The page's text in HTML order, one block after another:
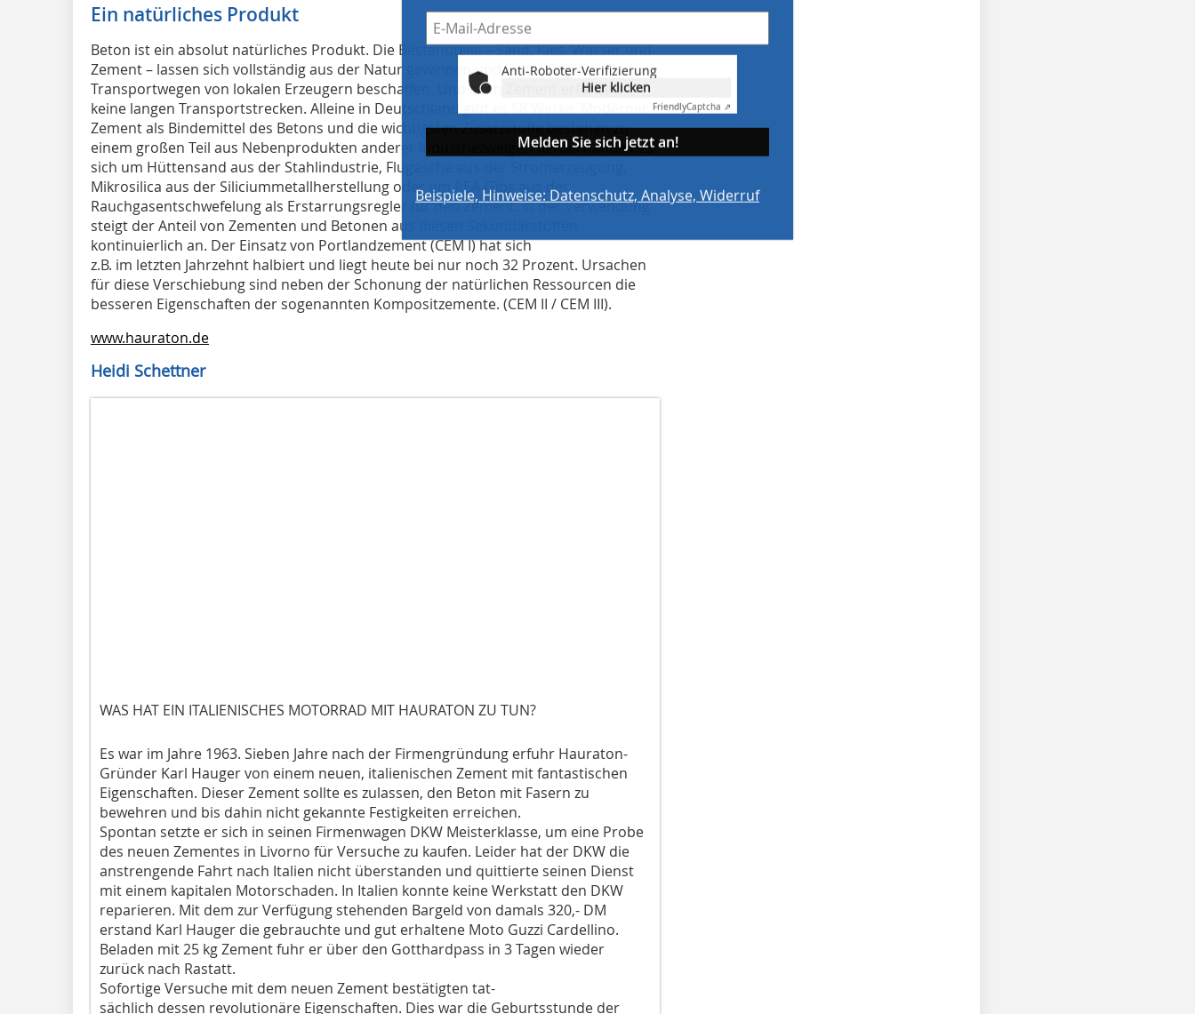
Ein natürliches Produkt
Beton ist ein absolut natürliches Produkt. Die Bestandteile – Sand, Kies, Wasser und
Zement – lassen sich vollständig aus der Natur gewinnen und in der Regel auf kurzen
Transportwegen von lokalen Erzeugern beschaffen. Und auch Zement erfordert
keine langen Transportstrecken. Alleine in Deutschland gibt es 58 Werke. Moderner
Zement als Bindemittel des Betons und die wichtigsten Zusatzstoffe bestehen zu
einem großen Teil aus Nebenprodukten anderer Industriezweige. Hierbei handelt es
sich um Hüttensand aus der Stahlindustrie, Flugasche aus der Stromerzeugung,
Mikrosilica aus der Siliciummetallherstellung oder um REA-Gips aus der
Rauchgasentschwefelung als Erstarrungsregler für den Zement. In der Verwendung
steigt der Anteil von Zementen und Betonen aus diesen Sekundärstoffen
kontinuierlich an. Der Einsatz von Portlandzement (CEM I) hat sich
z.B. im letzten Jahrzehnt halbiert und liegt heute bei nur noch 32 Prozent. Ursachen
für diese Verschiebung sind neben der Schonung der natürlichen Ressourcen die
besseren Eigenschaften der sogenannten Kompositzemente. (CEM II / CEM III).
www.hauraton.de
Heidi Schettner
WAS HAT EIN ITALIENISCHES MOTORRAD MIT HAURATON ZU TUN?
Es war im Jahre 1963. Sieben Jahre nach der Firmen­gründung erfuhr Hauraton-
Gründer Karl Hauger von einem neuen, italienischen Zement mit fantastischen
Eigenschaften. Dieser Zement sollte es zulassen, den Beton mit Fasern zu
bewehren und bis dahin nicht gekannte Festigkeiten erreichen.
Spontan setzte er sich in seinen Firmenwagen DKW Meisterklasse, um eine Probe
des neuen Zementes in Livorno für Versuche zu kaufen. Leider hat der DKW die
anstrengende Fahrt nach Italien nicht überstanden und quittierte seinen Dienst
mit einem kapitalen Motorschaden. In Italien konnte keine Werkstatt den DKW
reparieren. Mit dem zur Verfügung stehenden Bargeld von damals 320,- DM
erstand Karl Hauger die gebrauchte und gut erhaltene Moto Guzzi Cardellino.
Beladen mit 25 kg Zement fuhr er über den Gotthardpass in 3 Tagen wieder
zurück nach Rastatt.
Sofortige Versuche mit dem neuen Zement bestätigten tat-
sächlich dessen revolutionäre Eigenschaften. Dies war die Geburtsstunde der
Beispiele, Hinweise: Datenschutz, Analyse, Widerruf